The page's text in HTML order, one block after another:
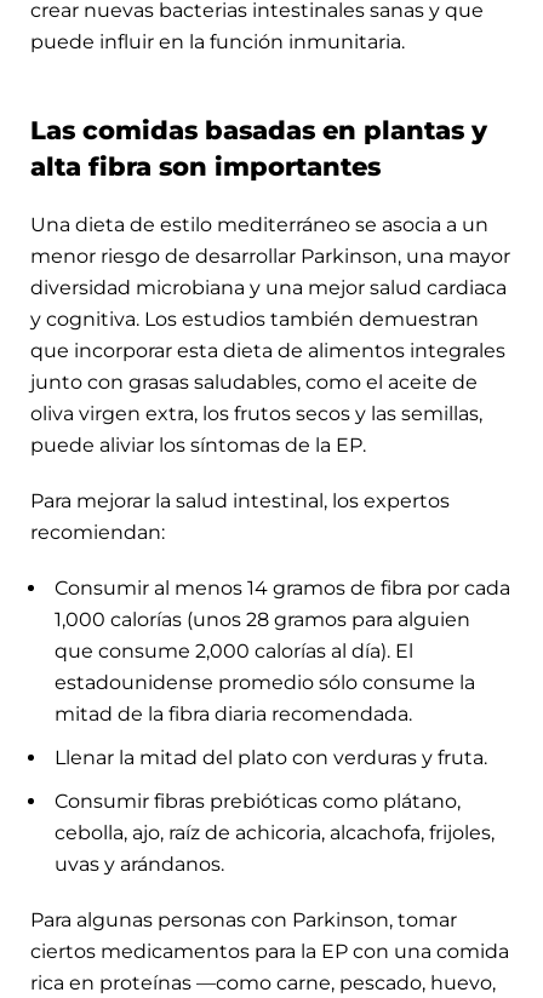
crear nuevas bacterias intestinales sanas y que
puede influir en la función inmunitaria.
Las comidas basadas en plantas y
alta fibra son importantes
Una dieta de estilo mediterráneo se asocia a un
menor riesgo de desarrollar Parkinson, una mayor
diversidad microbiana y una mejor salud cardiaca
y cognitiva. Los estudios también demuestran
que incorporar esta dieta de alimentos integrales
junto con grasas saludables, como el aceite de
oliva virgen extra, los frutos secos y las semillas,
puede aliviar los síntomas de la EP.
Para mejorar la salud intestinal, los expertos
recomiendan:
Consumir al menos 14 gramos de fibra por cada
1,000 calorías (unos 28 gramos para alguien
que consume 2,000 calorías al día). El
estadounidense promedio sólo consume la
mitad de la fibra diaria recomendada.
Llenar la mitad del plato con verduras y fruta.
Consumir fibras prebióticas como plátano,
cebolla, ajo, raíz de achicoria, alcachofa, frijoles,
uvas y arándanos.
Para algunas personas con Parkinson, tomar
ciertos medicamentos para la EP con una comida
rica en proteínas —como carne, pescado, huevo,